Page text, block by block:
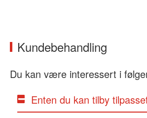
Kundebehandling
Du kan være interessert i
Enten du kan tilby